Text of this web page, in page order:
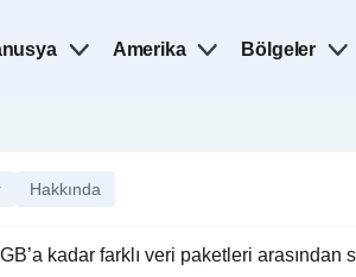
Amerika Bölgeler
Hakkında
kadar farklı veri paketleri